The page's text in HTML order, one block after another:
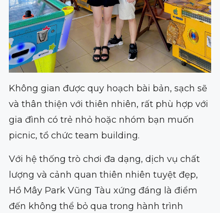
Không gian được quy hoạch bài bản, sạch sẽ
và thân thiện với thiên nhiên, rất phù hợp với
gia đình có trẻ nhỏ hoặc nhóm bạn muốn
picnic, tổ chức team building.
Với hệ thống trò chơi đa dạng, dịch vụ chất
lượng và cảnh quan thiên nhiên tuyệt đẹp,
Hồ Mây Park Vũng Tàu xứng đáng là điểm
đến không thể bỏ qua trong hành trình